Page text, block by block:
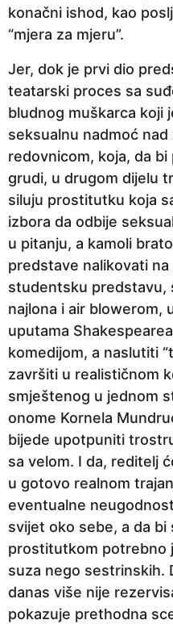
r
i
e
konačni ishod, kao
“mjera za mjeru”.
Jer, dok je prvi dio
teatarski proces sa
bludnog muškarca koji
seksualnu nadmoć
redovnicom, koja, da
grudi, u drugom dijelu
siluju prostitutku koja
izbora da odbije
u pitanju, a kamoli
predstave nalikovati
studentsku predstavu,
najlona i air blowerom,
uputama
komedijom, a naslutiti
završiti u realističnom
smještenog u jednom
onome Kornela
bijede upotpuniti
sa velom. I da, reditelj
u gotovo realnom
eventualne
svijet oko sebe, a da bi
prostitutkom potrebno
suza nego sestrinskih.
danas više nije
pokazuje prethodna